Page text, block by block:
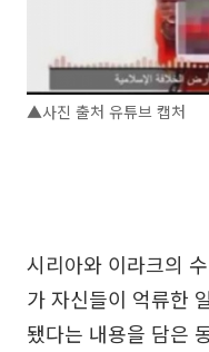
▲사진 출처 유튜브 캡처
시리아와 이라크의
가 자신들이 억류한
됐다는 내용을 담은